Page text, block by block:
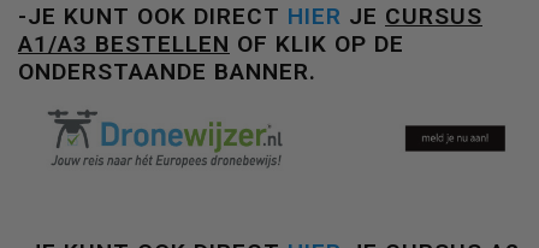
-JE KUNT OOK DIRECT HIER JE CURSUS
A1/A3 BESTELLEN OF KLIK OP DE
ONDERSTAANDE BANNER.